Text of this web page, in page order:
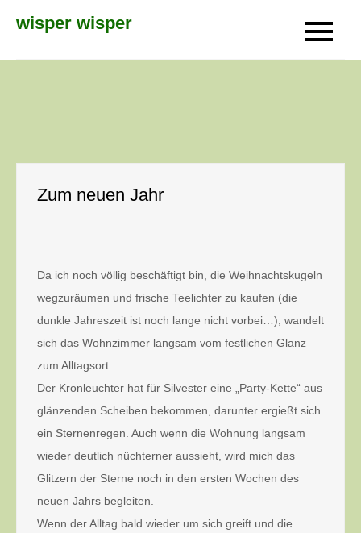
wisper wisper
Zum neuen Jahr
Da ich noch völlig beschäftigt bin, die Weihnachtskugeln
wegzuräumen und frische Teelichter zu kaufen (die
dunkle Jahreszeit ist noch lange nicht vorbei…), wandelt
sich das Wohnzimmer langsam vom festlichen Glanz
zum Alltagsort.
Der Kronleuchter hat für Silvester eine „Party-Kette“ aus
glänzenden Scheiben bekommen, darunter ergießt sich
ein Sternenregen. Auch wenn die Wohnung langsam
wieder deutlich nüchterner aussieht, wird mich das
Glitzern der Sterne noch in den ersten Wochen des
neuen Jahrs begleiten.
Wenn der Alltag bald wieder um sich greift und die